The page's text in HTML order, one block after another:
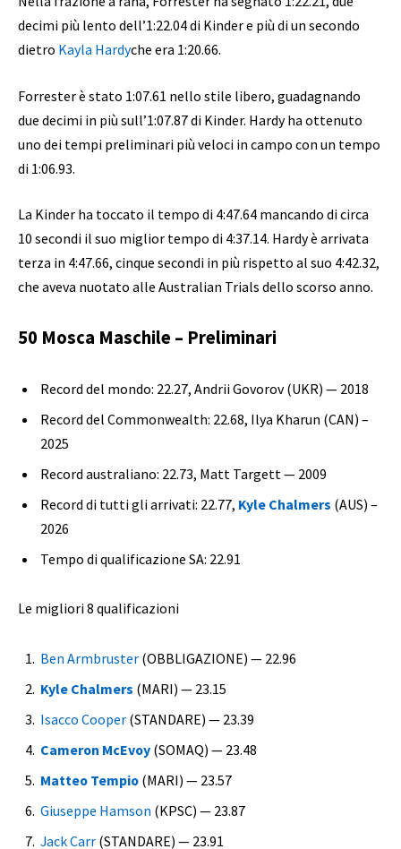
decimi più lento dell’1:22.04 di Kinder e più di un secondo
dietro Kayla Hardyche era 1:20.66.
Forrester è stato 1:07.61 nello stile libero, guadagnando
due decimi in più sull’1:07.87 di Kinder. Hardy ha ottenuto
uno dei tempi preliminari più veloci in campo con un tempo
di 1:06.93.
La Kinder ha toccato il tempo di 4:47.64 mancando di circa
10 secondi il suo miglior tempo di 4:37.14. Hardy è arrivata
terza in 4:47.66, cinque secondi in più rispetto al suo 4:42.32,
che aveva nuotato alle Australian Trials dello scorso anno.
50 Mosca Maschile – Preliminari
Record del mondo: 22.27, Andrii Govorov (UKR) — 2018
Record del Commonwealth: 22.68, Ilya Kharun (CAN) –
2025
Record australiano: 22.73, Matt Targett — 2009
Record di tutti gli arrivati: 22.77, Kyle Chalmers (AUS) –
2026
Tempo di qualificazione SA: 22.91
Le migliori 8 qualificazioni
Ben Armbruster (OBBLIGAZIONE) — 22.96
Kyle Chalmers (MARI) — 23.15
Isacco Cooper (STANDARE) — 23.39
Cameron McEvoy (SOMAQ) — 23.48
Matteo Tempio (MARI) — 23.57
Giuseppe Hamson (KPSC) — 23.87
Jack Carr (STANDARE) — 23.91